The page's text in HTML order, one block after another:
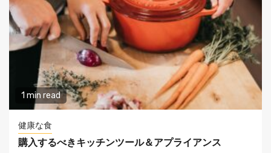
1 min read
健康な食
購入するべきキッチンツール＆アプライアンス